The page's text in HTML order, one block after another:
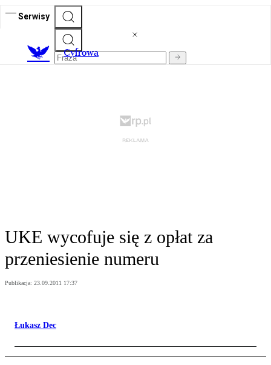
Serwisy
Cyfrowa
UKE wycofuje się z opłat za
przeniesienie numeru
Publikacja: 23.09.2011 17:37
Łukasz Dec